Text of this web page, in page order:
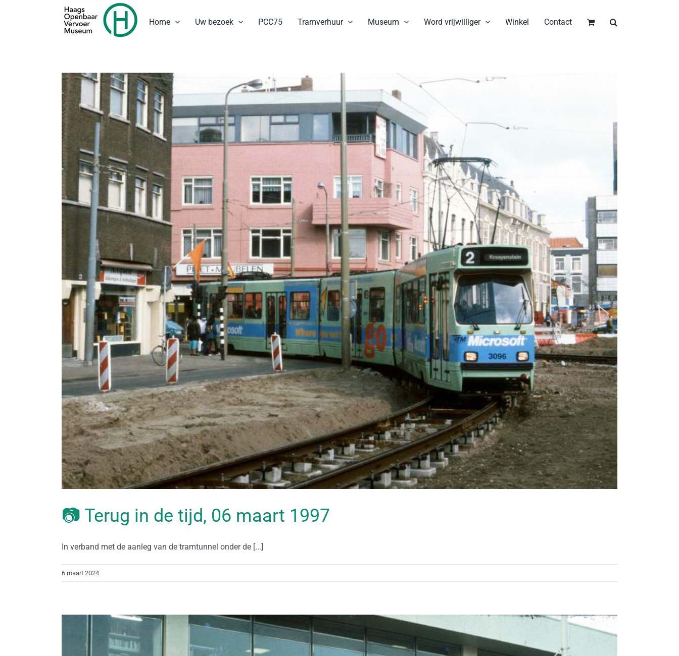
Home Uw bezoek PCC75 Tramverhuur Museum Word vrijwilliger Winkel Contact
📷 Terug in de tijd, 06 maart 1997
In verband met de aanleg van de tramtunnel onder de [...]
6 maart 2024